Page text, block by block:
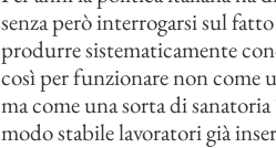
senza però interrogarsi sul
produrre sistematicamente
così per funzionare non come
ma come una sorta di
modo stabile lavoratori già